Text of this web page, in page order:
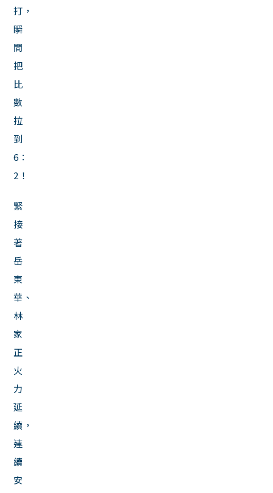
打，
瞬
間
把
比
數
拉
到
6：
2！
緊
接
著
岳
東
華、
林
家
正
火
力
延
續，
連
續
安